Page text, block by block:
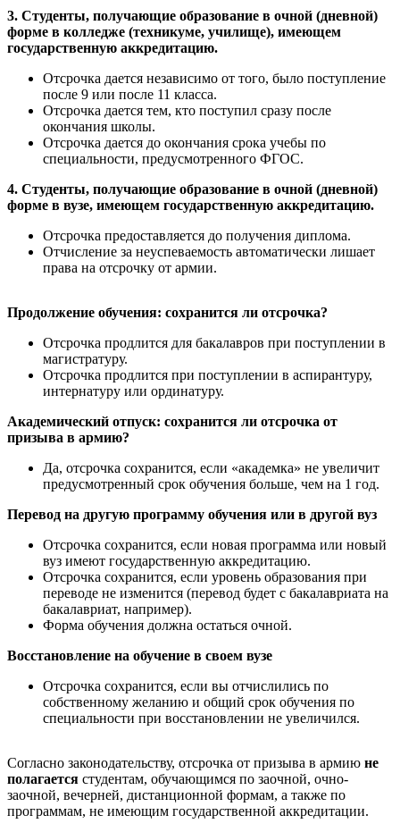
3. Студенты, получающие образование в очной (дневной)
форме в колледже (техникуме, училище), имеющем
государственную аккредитацию.
Отсрочка дается независимо от того, было поступление
после 9 или после 11 класса.
Отсрочка дается тем, кто поступил сразу после
окончания школы.
Отсрочка дается до окончания срока учебы по
специальности, предусмотренного ФГОС.
4. Студенты, получающие образование в очной (дневной)
форме в вузе, имеющем государственную аккредитацию.
Отсрочка предоставляется до получения диплома.
Отчисление за неуспеваемость автоматически лишает
права на отсрочку от армии.
Продолжение обучения: сохранится ли отсрочка?
Отсрочка продлится для бакалавров при поступлении в
магистратуру.
Отсрочка продлится при поступлении в аспирантуру,
интернатуру или ординатуру.
Академический отпуск: сохранится ли отсрочка от
призыва в армию?
Да, отсрочка сохранится, если «академка» не увеличит
предусмотренный срок обучения больше, чем на 1 год.
Перевод на другую программу обучения или в другой вуз
Отсрочка сохранится, если новая программа или новый
вуз имеют государственную аккредитацию.
Отсрочка сохранится, если уровень образования при
переводе не изменится (перевод будет с бакалавриата на
бакалавриат, например).
Форма обучения должна остаться очной.
Восстановление на обучение в своем вузе
Отсрочка сохранится, если вы отчислились по
собственному желанию и общий срок обучения по
специальности при восстановлении не увеличился.
Согласно законодательству, отсрочка от призыва в армию не
полагается студентам, обучающимся по заочной, очно-
заочной, вечерней, дистанционной формам, а также по
программам, не имеющим государственной аккредитации.